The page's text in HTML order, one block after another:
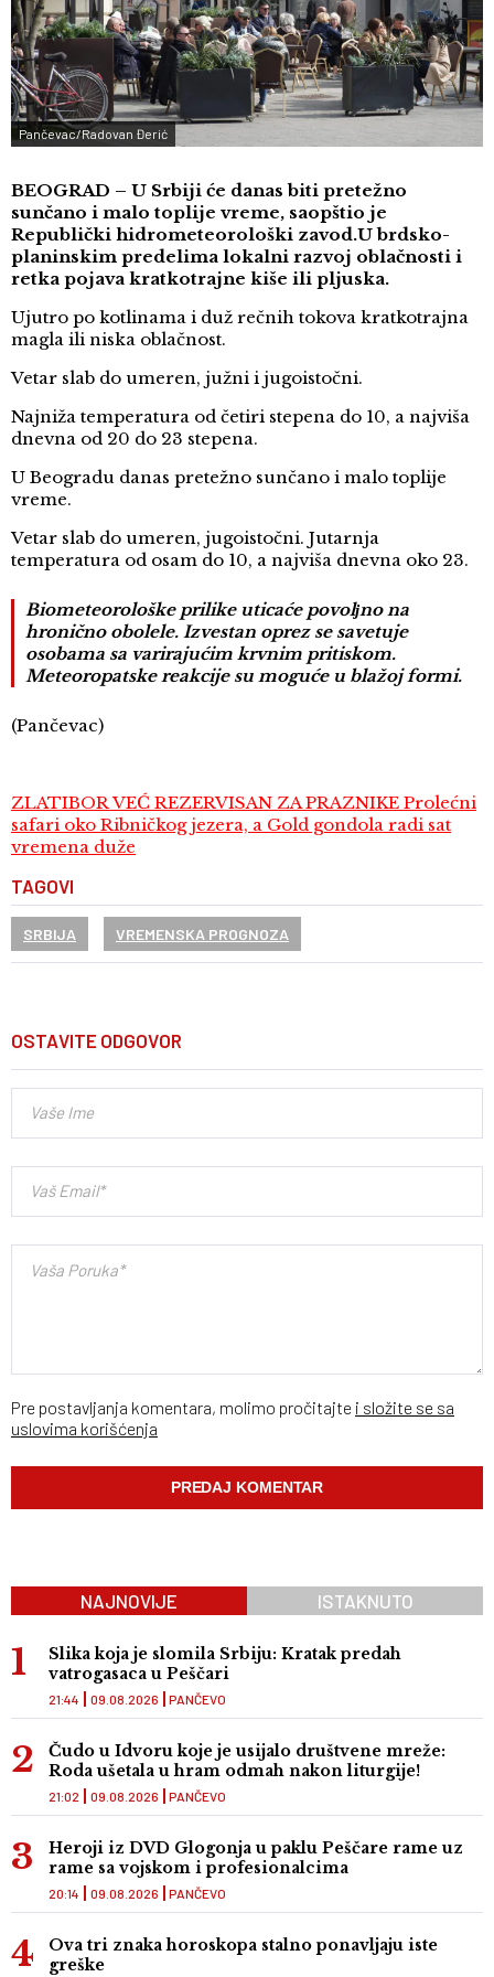
Pančevac/Radovan Đerić
BEOGRAD – U Srbiji će danas biti pretežno
sunčano i malo toplije vreme, saopštio je
Republički hidrometeorološki zavod.U brdsko-
planinskim predelima lokalni razvoj oblačnosti i
retka pojava kratkotrajne kiše ili pljuska.
Ujutro po kotlinama i duž rečnih tokova kratkotrajna
magla ili niska oblačnost.
Vetar slab do umeren, južni i jugoistočni.
Najniža temperatura od četiri stepena do 10, a najviša
dnevna od 20 do 23 stepena.
U Beogradu danas pretežno sunčano i malo toplije
vreme.
Vetar slab do umeren, jugoistočni. Jutarnja
temperatura od osam do 10, a najviša dnevna oko 23.
Biometeorološke prilike uticaće povolјno na
hronično obolele. Izvestan oprez se savetuje
osobama sa varirajućim krvnim pritiskom.
Meteoropatske reakcije su moguće u blažoj formi.
(Pančevac)
ZLATIBOR VEĆ REZERVISAN ZA PRAZNIKE Prolećni
safari oko Ribničkog jezera, a Gold gondola radi sat
vremena duže
TAGOVI
SRBIJA VREMENSKA PROGNOZA
OSTAVITE ODGOVOR
Pre postavljanja komentara, molimo pročitajte i složite se sa
uslovima korišćenja
NAJNOVIJE ISTAKNUTO
Slika koja je slomila Srbiju: Kratak predah
vatrogasaca u Peščari
PANČEVO
21:44 09.08.2026
Čudo u Idvoru koje je usijalo društvene mreže:
Roda ušetala u hram odmah nakon liturgije!
PANČEVO
21:02 09.08.2026
Heroji iz DVD Glogonja u paklu Peščare rame uz
rame sa vojskom i profesionalcima
PANČEVO
20:14 09.08.2026
Ova tri znaka horoskopa stalno ponavljaju iste
greške